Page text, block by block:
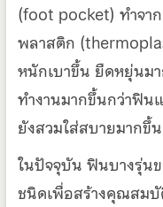
(foot pocket) ทำจา
พลาสติก
หนักเบาขึ้น ยืดหยุ่นม
ทำงานมากขึ้นกว่าฟิน
ยังสวมใส่สบายมากขึ้
ในปัจจุบัน ฟินบางรุ่น
ชนิดเพื่อสร้างคุณสม